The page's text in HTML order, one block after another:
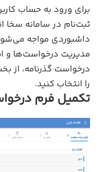
برای ورود به حساب
ثبت‌نام در سامانه سخا
داشبوردی مواجه
مدیریت درخواست‌ها و
درخواست گذرنامه، از
را انتخاب کنید.
تکمیل فرم